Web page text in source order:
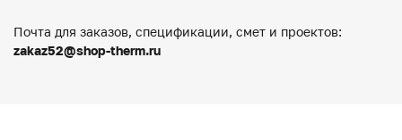
Почта для заказов, спецификации, смет и проектов:
zakaz52@shop-therm.ru